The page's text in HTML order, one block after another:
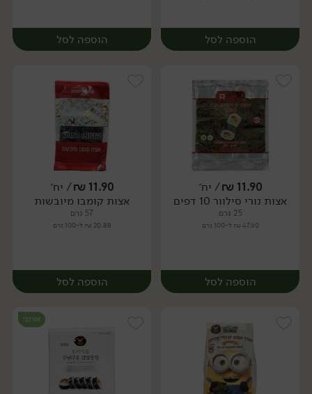
הוספה לסל
יח׳
הוספה לסל
יח׳
11.90
₪/ יח׳
אצות נורי סילוור 10 דפים
25 גרם
47.60 ₪ ל-100 גרם
הוספה לסל
11.90
₪/ יח׳
אצות קומבו מיובשות
57 גרם
20.88 ₪ ל-100 גרם
הוספה לסל
אורגני